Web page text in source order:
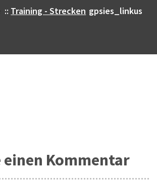
:: Training - Strecken gpsies_linkus
einen Kommentar